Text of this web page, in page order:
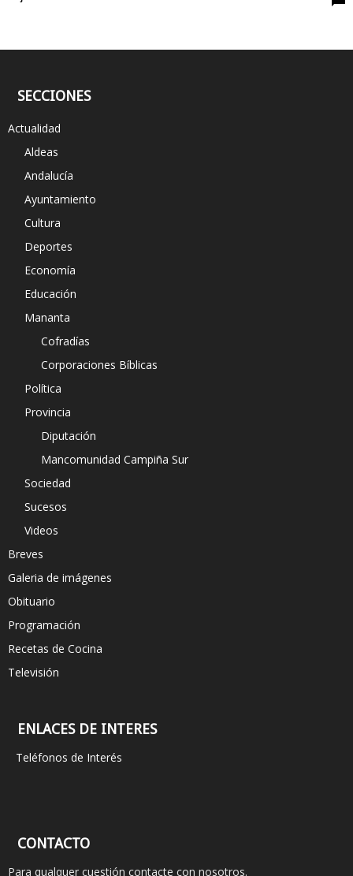
SECCIONES
Actualidad
Aldeas
Andalucía
Ayuntamiento
Cultura
Deportes
Economía
Educación
Mananta
Cofradías
Corporaciones Bíblicas
Política
Provincia
Diputación
Mancomunidad Campiña Sur
Sociedad
Sucesos
Videos
Breves
Galeria de imágenes
Obituario
Programación
Recetas de Cocina
Televisión
ENLACES DE INTERES
Teléfonos de Interés
CONTACTO
Para qualquer cuestión contacte con nosotros.